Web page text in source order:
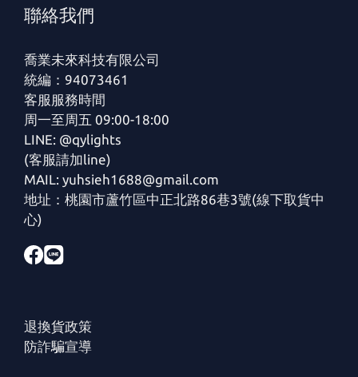
聯絡我們
喬業未來科技有限公司
統編：94073461
客服服務時間
周一至周五 09:00-18:00
LINE: @qylights
(客服請加line)
MAIL: yuhsieh1688@gmail.com
地址：桃園市蘆竹區中正北路86巷3號(線下取貨中
心)
退換貨政策
防詐騙宣導